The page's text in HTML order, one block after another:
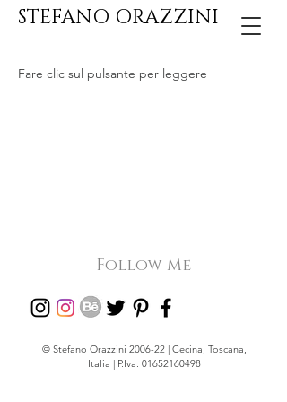
STEFANO ORAZZINI
Fare clic sul pulsante per leggere
Follow Me
© Stefano Orazzini 2006-22 | Cecina, Toscana,
Italia | P.Iva: 01652160498